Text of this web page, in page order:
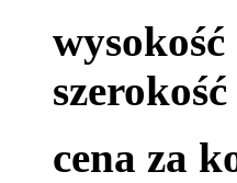
cena za